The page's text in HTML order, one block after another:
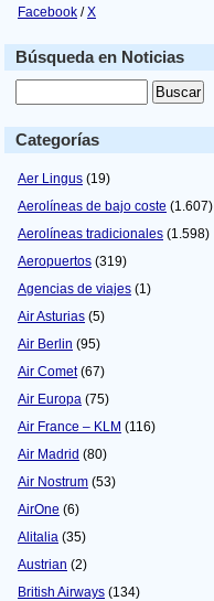
Facebook /X
Búsqueda en Noticias
Categorías
Aer Lingus (19)
Aerolíneas de bajo coste (1.607)
Aerolíneas tradicionales (1.598)
Aeropuertos (319)
Agencias de viajes (1)
Air Asturias (5)
Air Berlin (95)
Air Comet(67)
Air Europa (75)
Air France – KLM (116)
Air Madrid (80)
Air Nostrum (53)
AirOne (6)
Alitalia (35)
Austrian (2)
British Airways (134)